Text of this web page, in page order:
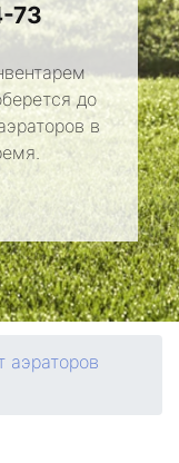
73
до
в
аэраторов